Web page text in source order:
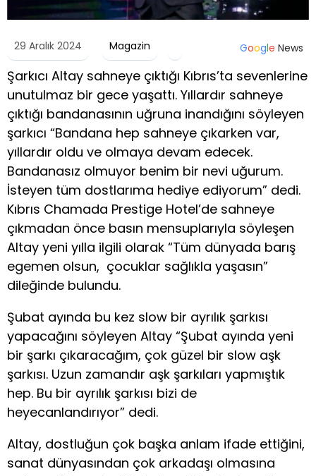
29 Aralık 2024 Magazin Google News
Şarkıcı Altay sahneye çıktığı Kıbrıs’ta sevenlerine
unutulmaz bir gece yaşattı. Yıllardır sahneye
çıktığı bandanasının uğruna inandığını söyleyen
şarkıcı “Bandana hep sahneye çıkarken var,
yıllardır oldu ve olmaya devam edecek.
Bandanasız olmuyor benim bir nevi uğurum.
İsteyen tüm dostlarıma hediye ediyorum” dedi.
Kıbrıs Chamada Prestige Hotel’de sahneye
çıkmadan önce basın mensuplarıyla söyleşen
Altay yeni yılla ilgili olarak “Tüm dünyada barış
egemen olsun, çocuklar sağlıkla yaşasın”
dileğinde bulundu.
Şubat ayında bu kez slow bir ayrılık şarkısı
yapacağını söyleyen Altay “Şubat ayında yeni
bir şarkı çıkaracağım, çok güzel bir slow aşk
şarkısı. Uzun zamandır aşk şarkıları yapmıştık
hep. Bu bir ayrılık şarkısı bizi de
heyecanlandırıyor” dedi.
Altay, dostluğun çok başka anlam ifade ettiğini,
sanat dünyasından çok arkadaşı olmasına